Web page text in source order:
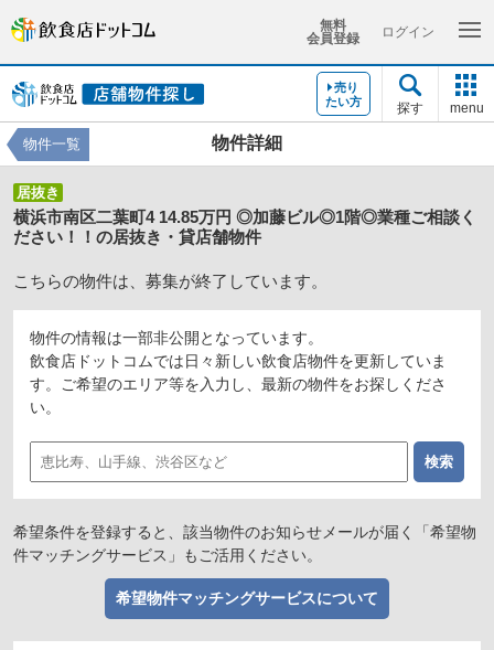
無料
会員登録
ログイン
売り
たい方
探す menu
物件詳細
物件一覧
居抜き
横浜市南区二葉町4 14.85万円 ◎加藤ビル◎1階◎業種ご相談く
ださい！！の居抜き・貸店舗物件
こちらの物件は、募集が終了しています。
物件の情報は一部非公開となっています。
飲食店ドットコムでは日々新しい飲食店物件を更新していま
す。ご希望のエリア等を入力し、最新の物件をお探しくださ
い。
希望条件を登録すると、該当物件のお知らせメールが届く「希望物
件マッチングサービス」もご活用ください。
希望物件マッチングサービスについて